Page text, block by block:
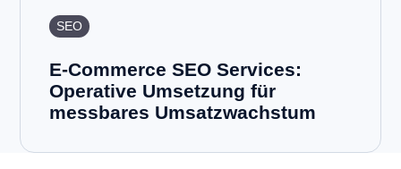
SEO
E-Commerce SEO Services:
Operative Umsetzung für
messbares Umsatzwachstum